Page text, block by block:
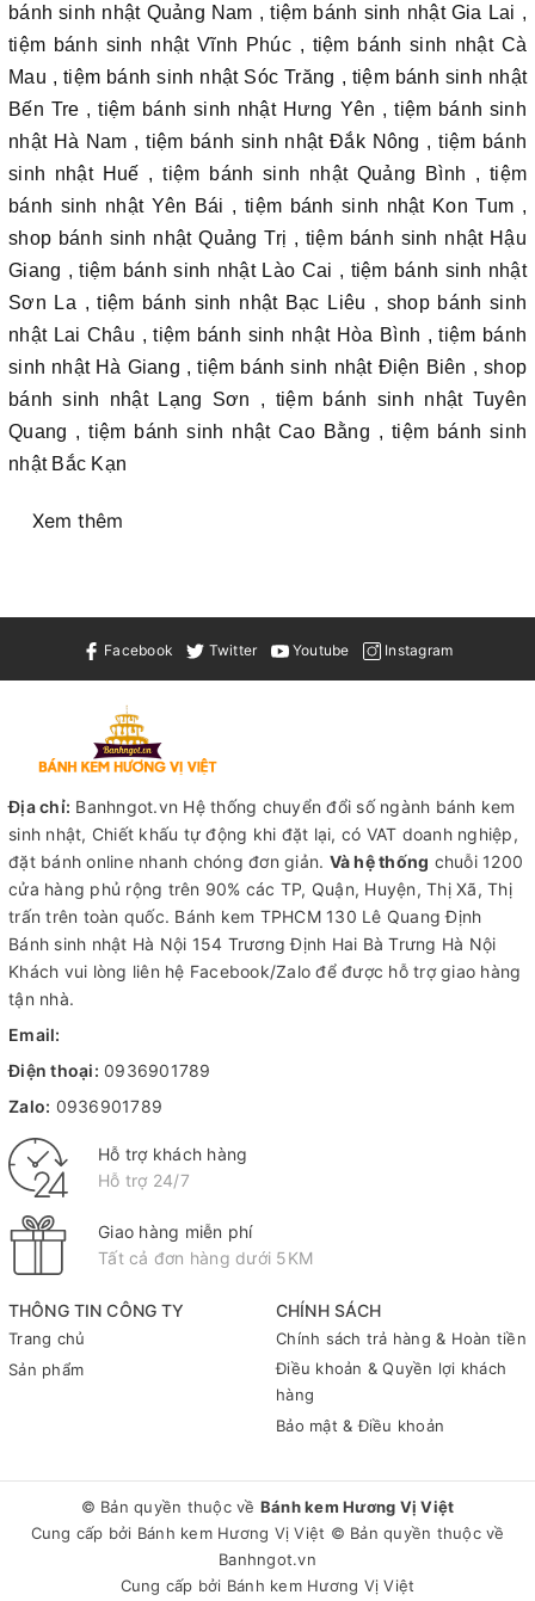
bánh sinh nhật Quảng Nam , tiệm bánh sinh nhật Gia Lai ,
tiệm bánh sinh nhật Vĩnh Phúc , tiệm bánh sinh nhật Cà
Mau , tiệm bánh sinh nhật Sóc Trăng , tiệm bánh sinh nhật
Bến Tre , tiệm bánh sinh nhật Hưng Yên , tiệm bánh sinh
nhật Hà Nam , tiệm bánh sinh nhật Đắk Nông , tiệm bánh
sinh nhật Huế , tiệm bánh sinh nhật Quảng Bình , tiệm
bánh sinh nhật Yên Bái , tiệm bánh sinh nhật Kon Tum ,
shop bánh sinh nhật Quảng Trị , tiệm bánh sinh nhật Hậu
Giang , tiệm bánh sinh nhật Lào Cai , tiệm bánh sinh nhật
Sơn La , tiệm bánh sinh nhật Bạc Liêu , shop bánh sinh
nhật Lai Châu , tiệm bánh sinh nhật Hòa Bình , tiệm bánh
sinh nhật Hà Giang , tiệm bánh sinh nhật Điện Biên , shop
bánh sinh nhật Lạng Sơn , tiệm bánh sinh nhật Tuyên
Quang , tiệm bánh sinh nhật Cao Bằng , tiệm bánh sinh
nhật Bắc Kạn
Xem thêm
Facebook Twitter Youtube Instagram
THÔNG TIN CÔNG TY
Trang chủ
Sản phẩm
CHÍNH SÁCH
Chính sách trả hàng & Hoàn tiền
Điều khoản & Quyền lợi khách
hàng
Bảo mật & Điều khoản
Địa chỉ: Banhngot.vn Hệ thống chuyển đổi số ngành bánh kem
sinh nhật, Chiết khấu tự động khi đặt lại, có VAT doanh nghiệp,
đặt bánh online nhanh chóng đơn giản. Và hệ thống chuỗi 1200
cửa hàng phủ rộng trên 90% các TP, Quận, Huyện, Thị Xã, Thị
trấn trên toàn quốc. Bánh kem TPHCM130 Lê Quang Định
Bánh sinh nhật Hà Nội 154 Trương Định Hai Bà Trưng Hà Nội
Khách vui lòng liên hệ Facebook/Zalo để được hỗ trợ giao hàng
tận nhà.
Email:
Điện thoại: 0936901789
Zalo: 0936901789
Hỗ trợ khách hàng
Hỗ trợ 24/7
Giao hàng miễn phí
Tất cả đơn hàng dưới 5KM
© Bản quyền thuộc về Bánh kem Hương Vị Việt
Cung cấp bởi Bánh kem Hương Vị Việt © Bản quyền thuộc về
Banhngot.vn
Cung cấp bởi Bánh kem Hương Vị Việt